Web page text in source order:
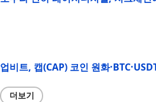
업비트, 캡(CAP) 코인 원화
더보기